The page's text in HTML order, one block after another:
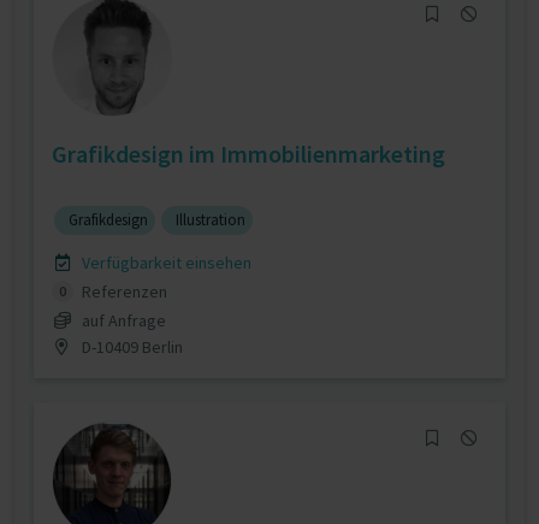
Grafikdesign im Immobilienmarketing
Grafikdesign Illustration
Verfügbarkeit einsehen
0
Referenzen
auf Anfrage
D-10409 Berlin